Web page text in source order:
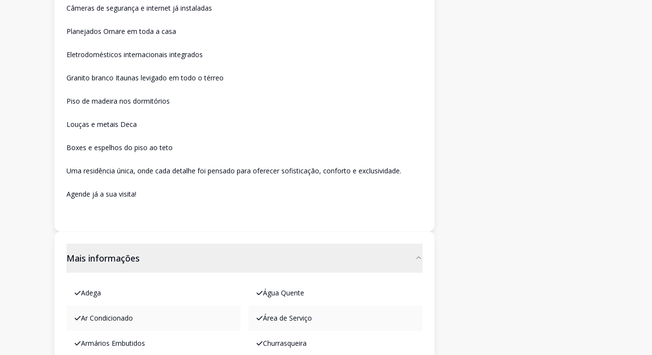
Câmeras de segurança e internet já instaladas
Planejados Ornare em toda a casa
Eletrodomésticos internacionais integrados
Granito branco Itaunas levigado em todo o térreo
Piso de madeira nos dormitórios
Louças e metais Deca
Boxes e espelhos do piso ao teto
Uma residência única, onde cada detalhe foi pensado para oferecer sofisticação, conforto e exclusividade.
Agende já a sua visita!
Mais informações
Adega Água Quente
Ar Condicionado Área de Serviço
Armários Embutidos Churrasqueira